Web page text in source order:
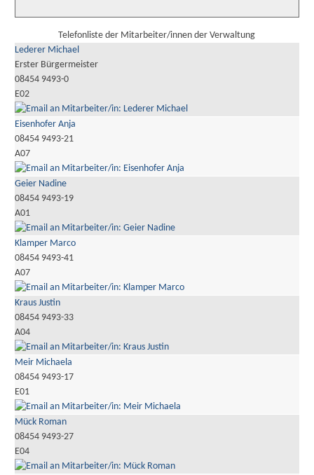
Telefonliste der Mitarbeiter/innen der Verwaltung
Lederer Michael
Erster Bürgermeister
08454 9493-0
E02
Eisenhofer Anja
08454 9493-21
A07
Geier Nadine
08454 9493-19
A01
Klamper Marco
08454 9493-41
A07
Kraus Justin
08454 9493-33
A04
Meir Michaela
08454 9493-17
E01
Mück Roman
08454 9493-27
E04